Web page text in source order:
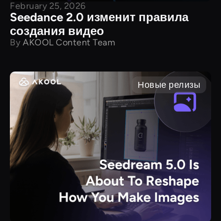
February 25, 2026
Seedance 2.0 изменит правила
создания видео
By AKOOL Content Team
Новые релизы